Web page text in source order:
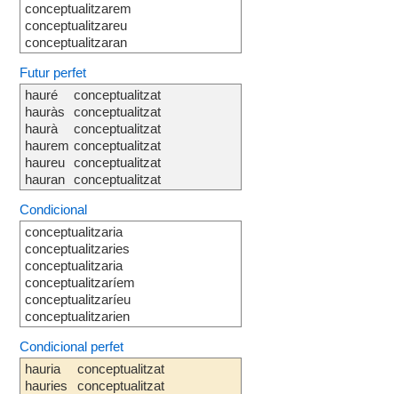
conceptualitzarem
conceptualitzareu
conceptualitzaran
Futur perfet
hauré
hauràs
haurà
haurem
haureu
hauran
conceptualitzat
conceptualitzat
conceptualitzat
conceptualitzat
conceptualitzat
conceptualitzat
Condicional
conceptualitzaria
conceptualitzaries
conceptualitzaria
conceptualitzaríem
conceptualitzaríeu
conceptualitzarien
Condicional perfet
hauria
hauries
conceptualitzat
conceptualitzat